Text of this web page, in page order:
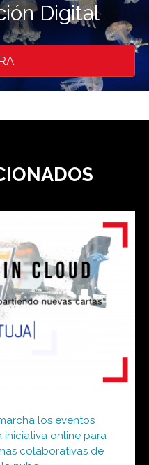
Digital
los eventos
iniciativa online para
colaborativas de